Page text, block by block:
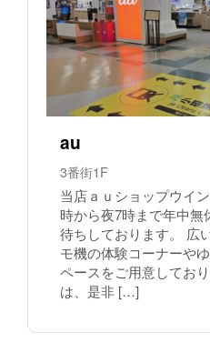
au
3番街1F
当店ａｕショップウイ
時から夜7時まで年中
待ちしております。 広
モ機の体験コーナーや
ペースをご用意してお
は、是非 […]